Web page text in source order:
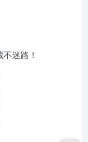
迷路！